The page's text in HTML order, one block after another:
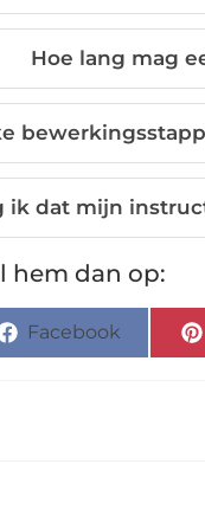
Hoe lang mag
ik dat mijn
hem dan op:
Facebook